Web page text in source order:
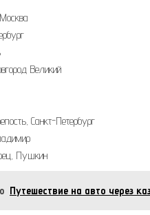
Великий
Санкт-Петербург
Пушкин
Путешествие на авто через